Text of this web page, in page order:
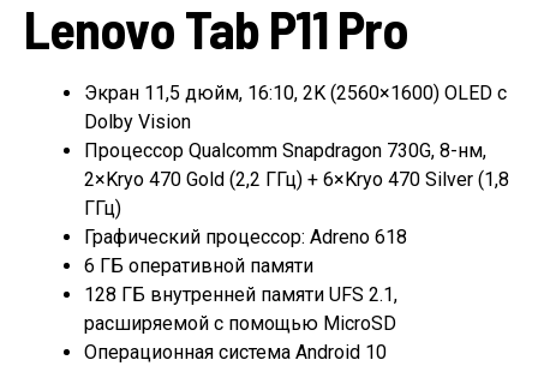
Lenovo Tab P11 Pro
Экран 11,5 дюйм, 16:10, 2K (2560×1600) OLED с
Dolby Vision
Процессор Qualcomm Snapdragon 730G, 8-нм,
2×Kryo 470 Gold (2,2 ГГц) + 6×Kryo 470 Silver (1,8
ГГц)
Графический процессор: Adreno 618
6 ГБ оперативной памяти
128 ГБ внутренней памяти UFS 2.1,
расширяемой с помощью MicroSD
Операционная система Android 10